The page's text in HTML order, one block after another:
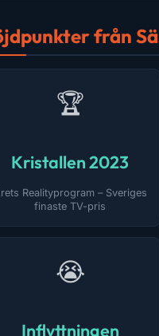
från
🏆
Kristallen 2023
Realityprogram – Sveriges
finaste TV-pris
😭
Inflyttningen